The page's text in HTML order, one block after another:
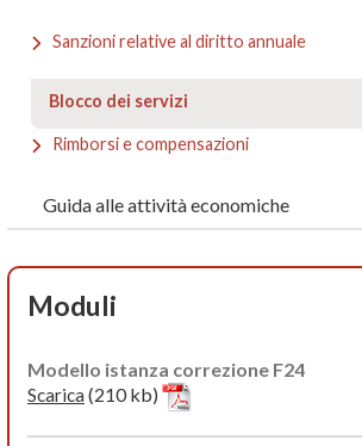
Sanzioni relative al diritto annuale
Blocco dei servizi
Rimborsi e compensazioni
Guida alle attività economiche
Moduli
Modello istanza correzione F24
Scarica (210 kb)